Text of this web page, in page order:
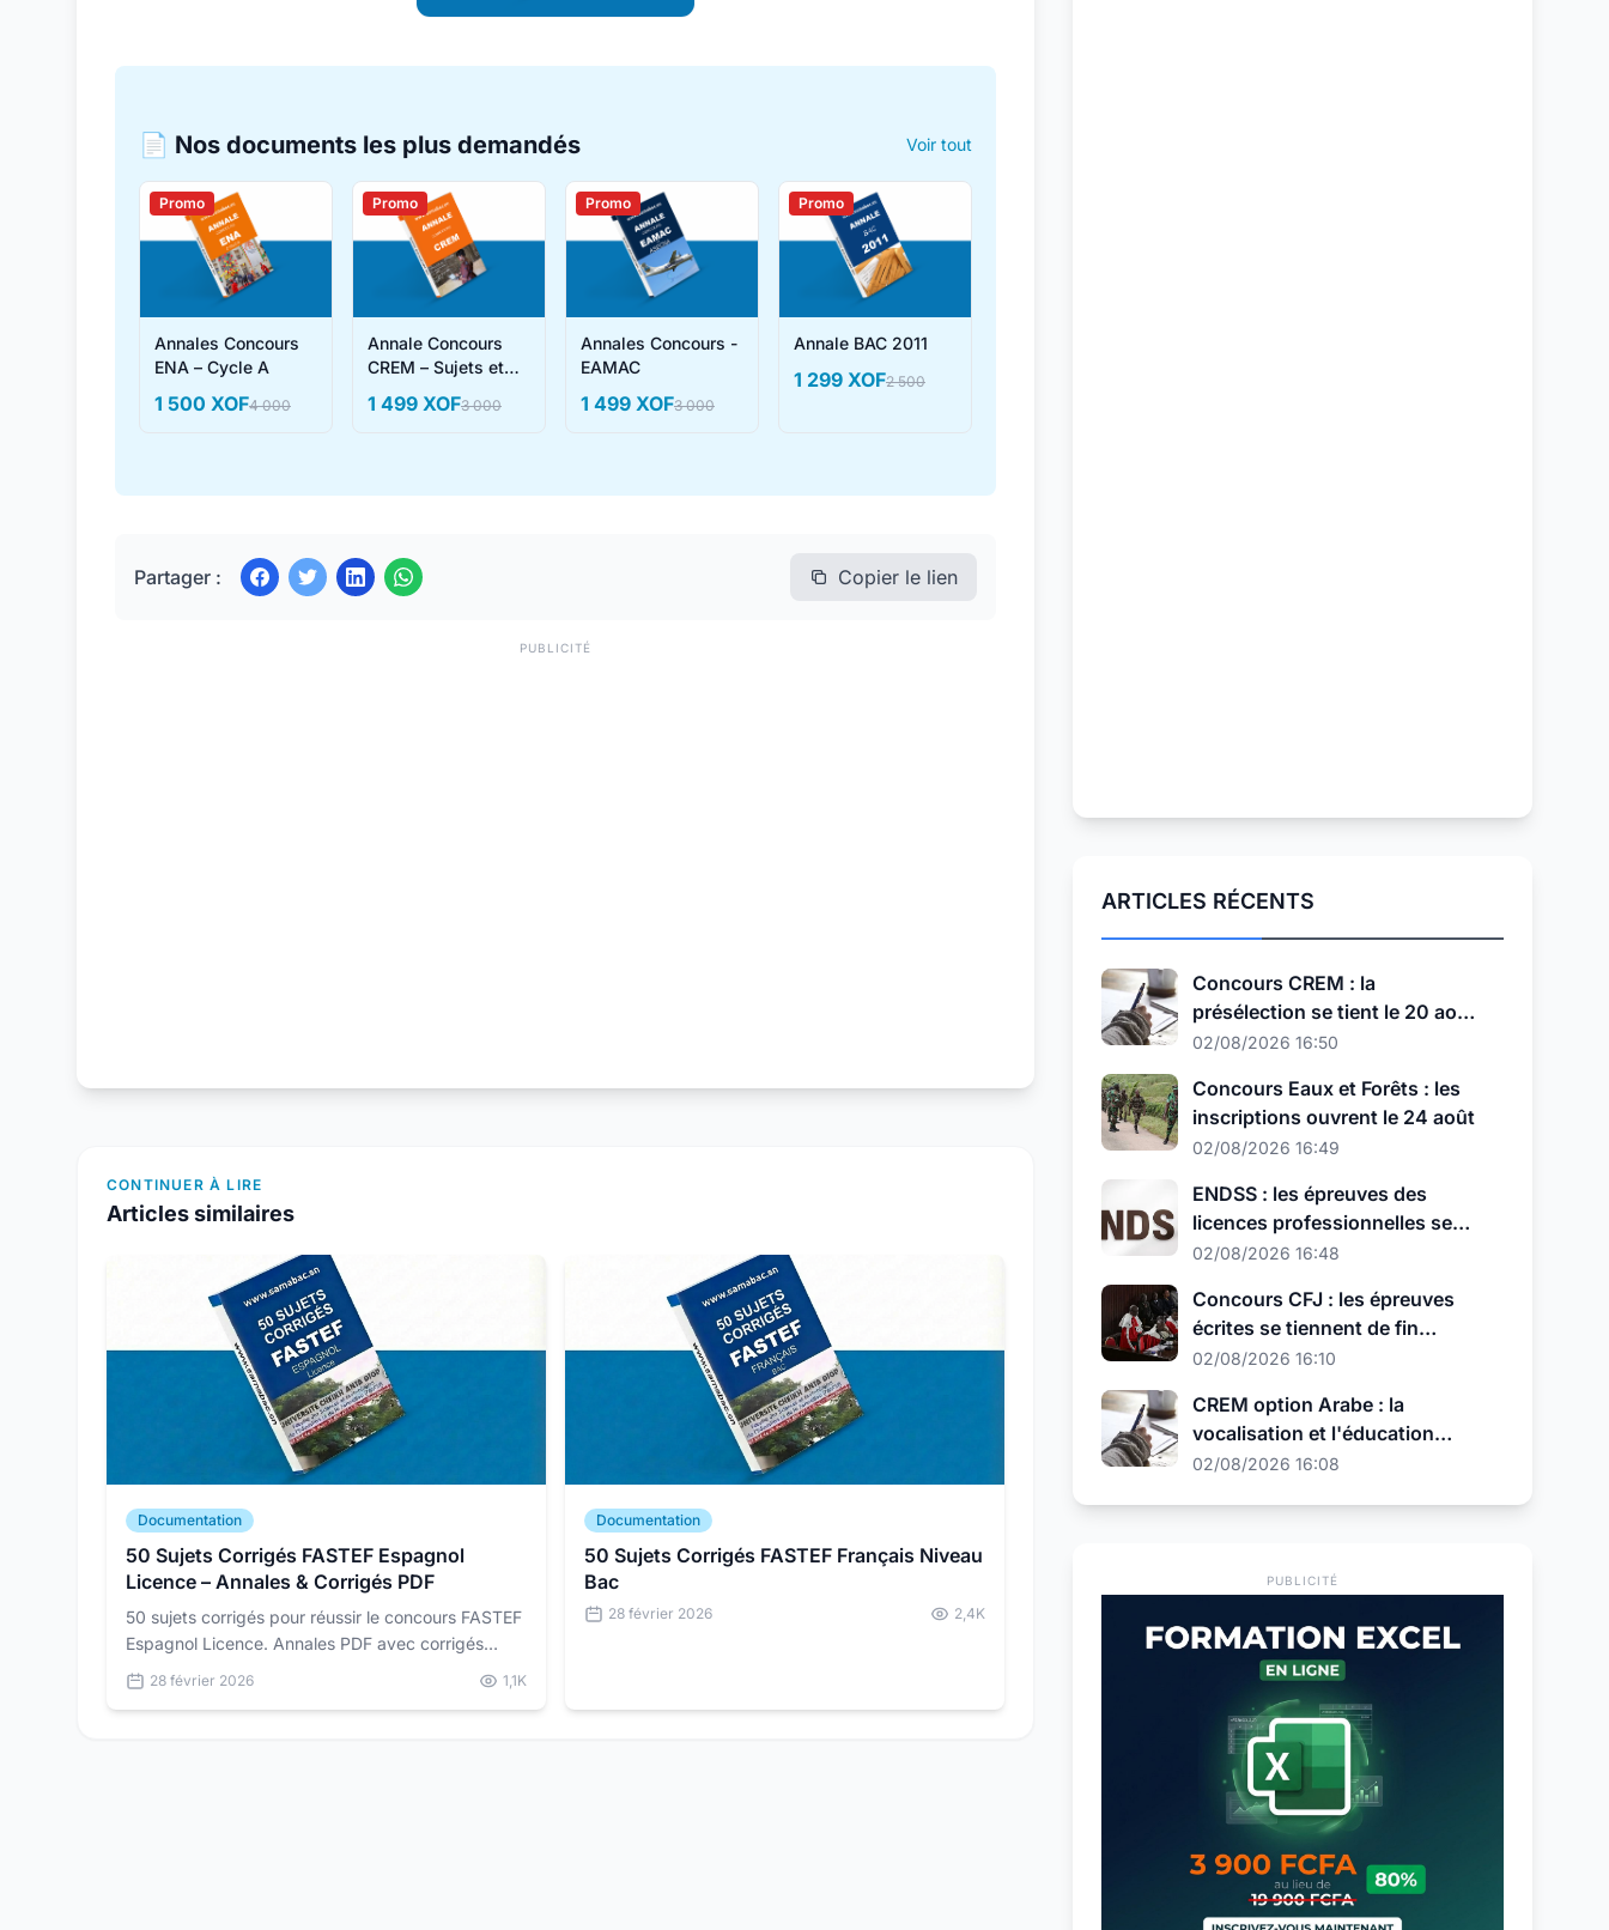
📄 Nos documents les plus demandés Voir tout
Promo
Annales Concours
ENA – Cycle A
1 500 XOF4 000
Promo
Annale Concours
CREM – Sujets et
1 499 XOF3 000
Promo
Annales Concours -
EAMAC
1 499 XOF3 000
Promo
Annale BAC 2011
1 299 XOF2 500
Partager : Copier le lien
PUBLICITÉ
CONTINUER À LIRE
Articles similaires
Documentation
50 Sujets Corrigés FASTEF Espagnol
Licence – Annales & Corrigés PDF
50 sujets corrigés pour réussir le concours FASTEF
Espagnol Licence. Annales PDF avec corrigés
détaillés pour vous préparer dans les conditions
réelles du concours.
28 février 2026 1,1K
Documentation
50 Sujets Corrigés FASTEF Français Niveau
Bac
28 février 2026 2,4K
ARTICLES RÉCENTS
Concours CREM : la
présélection se tient le 20 août,
au nouveau format
02/08/2026 16:50
Concours Eaux et Forêts : les
inscriptions ouvrent le 24 août
02/08/2026 16:49
ENDSS : les épreuves des
licences professionnelles se
tiennent les 11, 12 et 13 août
02/08/2026 16:48
Concours CFJ : les épreuves
écrites se tiennent de fin
septembre à début octobre
02/08/2026 16:10
CREM option Arabe : la
vocalisation et l'éducation
religieuse au programme de la
02/08/2026 16:08
PUBLICITÉ